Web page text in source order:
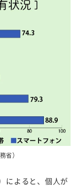
省）
によると、個人が